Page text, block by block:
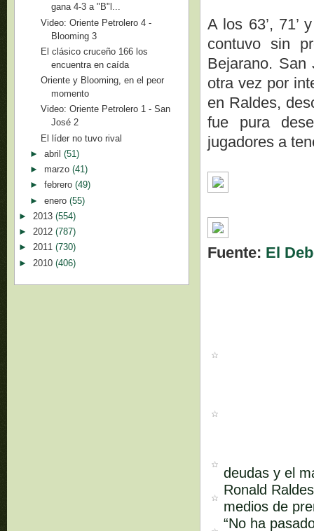
A los 63’, 71’
contuvo sin
Bejarano.
otra vez por
en Raldes,
fue pura
jugadores a
Fuente: El
deudas y el
Ronald
medios de
“No ha
gana 4-3 a "B"l...
Video: Oriente Petrolero 4 -
Blooming 3
El clásico cruceño 166 los
encuentra en caída
Oriente y Blooming, en el peor
momento
Video: Oriente Petrolero 1 - San
José 2
El líder no tuvo rival
► abril (51)
► marzo (41)
► febrero (49)
► enero (55)
► 2013 (554)
► 2012 (787)
► 2011 (730)
► 2010 (406)